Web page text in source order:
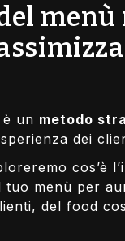
è un metodo
dei
cos’è
menù per
del food